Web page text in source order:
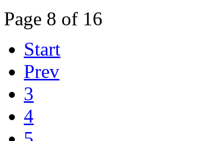
Page 8 of 16
Start
Prev
3
4